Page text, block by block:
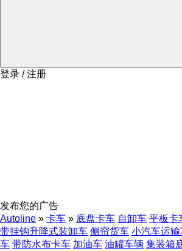
登录 / 注册
发布您的广告
Autoline » 卡车 » 底盘卡车 自卸车 平板卡
带挂钩升降式装卸车 侧帘货车 小汽车运输
车 带防水布卡车 加油车 油罐车辆 集装箱